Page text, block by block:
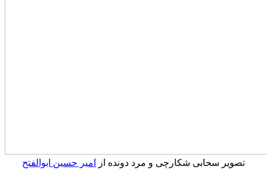
تصویر سحابی شکارچی و مرد دونده از امیر حسین ابوالفتح